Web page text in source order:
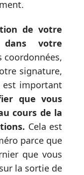
de votre
votre
coordonnées,
signature,
est important
que vous
cours de la
Cela est
parce que
que vous
la sortie de